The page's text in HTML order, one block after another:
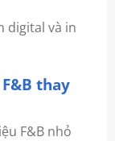
digital và in
thay
F&B nhỏ